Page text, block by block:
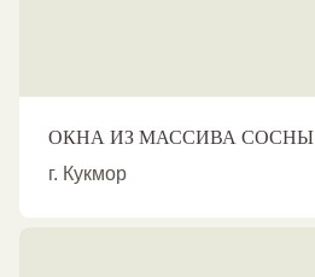
ОКНА ИЗ МАССИВА СОСНЫ
г. Кукмор